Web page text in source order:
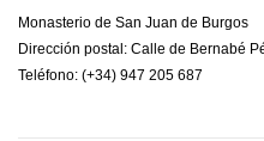
Monasterio de San Juan de Burgos
Dirección postal: Calle de Bernabé
Teléfono: (+34) 947 205 687